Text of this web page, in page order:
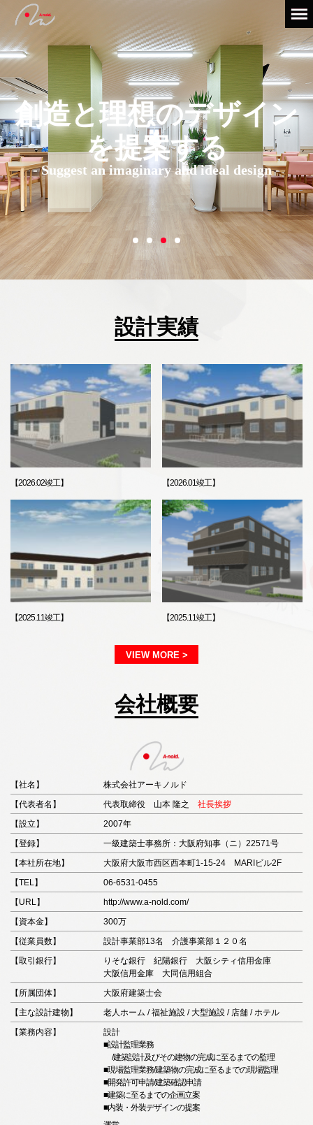
創造と理想のデザイン
を提案する
- Suggest an imaginary and ideal design -
設計実績
【2026.02竣工】 【2026.01竣工】
【2025.11竣工】 【2025.11竣工】
VIEW MORE >
会社概要
【社名】
株式会社アーキノルド
【代表者名】
代表取締役 山本 隆之 社長挨拶
【設立】
2007年
【登録】
一級建築士事務所：大阪府知事（ニ）22571号
【本社所在地】
大阪府大阪市西区西本町1-15-24 MARIビル2F
【TEL】
06-6531-0455
【URL】
http://www.a-nold.com/
【資本金】
300万
【従業員数】
設計事業部13名 介護事業部１２０名
【取引銀行】
りそな銀行 紀陽銀行 大阪シティ信用金庫
大阪信用金庫 大同信用組合
【所属団体】
大阪府建築士会
【主な設計建物】
老人ホーム / 福祉施設 / 大型施設 / 店舗 / ホテル
【業務内容】
設計
■設計監理業務
/建築設計及びその建物の完成に至るまでの監理
■現場監理業務/建築物の完成に至るまでの現場監理
■開発許可申請/建築確認申請
■建築に至るまでの企画立案
■内装・外装デザインの提案